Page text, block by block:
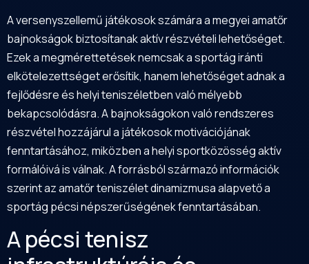
A versenyszellemű játékosok számára a megyei amatőr
bajnokságok biztosítanak aktív részvételi lehetőséget.
Ezek a megmérettetések nemcsak a sportág iránti
elkötelezettséget erősítik, hanem lehetőséget adnak a
fejlődésre és helyi teniszéletben való mélyebb
bekapcsolódásra. A bajnokságokon való rendszeres
részvétel hozzájárul a játékosok motivációjának
fenntartásához, miközben a helyi sportközösség aktív
formálóivá is válnak. A forrásból származó információk
szerint az amatőr teniszélet dinamizmusa alapvető a
sportág pécsi népszerűségének fenntartásában.
A pécsi tenisz